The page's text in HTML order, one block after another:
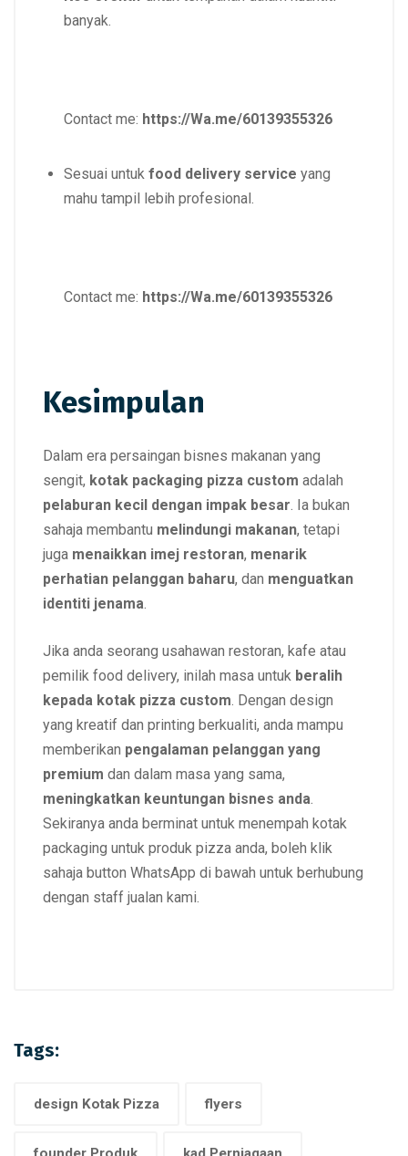
banyak.
Contact me: https://Wa.me/60139355326
Sesuai untuk food delivery service yang
mahu tampil lebih profesional.
Contact me: https://Wa.me/60139355326
Kesimpulan
Dalam era persaingan bisnes makanan yang
sengit, kotak packaging pizza custom adalah
pelaburan kecil dengan impak besar. Ia bukan
sahaja membantu melindungi makanan, tetapi
juga menaikkan imej restoran, menarik
perhatian pelanggan baharu, dan menguatkan
identiti jenama.
Jika anda seorang usahawan restoran, kafe atau
pemilik food delivery, inilah masa untuk beralih
kepada kotak pizza custom. Dengan design
yang kreatif dan printing berkualiti, anda mampu
memberikan pengalaman pelanggan yang
premium dan dalam masa yang sama,
meningkatkan keuntungan bisnes anda.
Sekiranya anda berminat untuk menempah kotak
packaging untuk produk pizza anda, boleh klik
sahaja button WhatsApp di bawah untuk berhubung
dengan staff jualan kami.
Tags:
design Kotak Pizza flyers